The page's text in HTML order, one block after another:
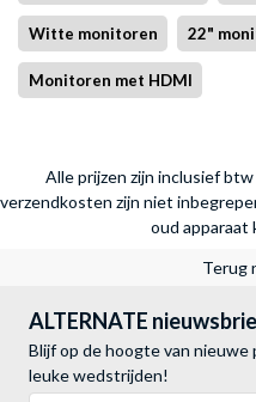
Witte monitoren 22"
Monitoren met HDMI
Alle prijzen zijn inclusief
verzendkosten zijn niet
oud apparaat
Terug
ALTERNATE
Blijf op de hoogte van
leuke wedstrijden!